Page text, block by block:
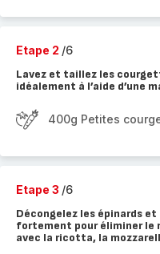
Etape 2 /6
Lavez et taillez les
idéalement à l’aide d’une
400g Petites
Etape 3 /6
Décongelez les épinards
fortement pour éliminer le
avec la ricotta, la